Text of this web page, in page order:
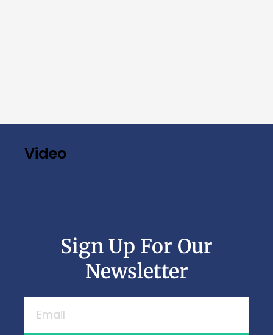
Video
Sign Up For Our
Newsletter